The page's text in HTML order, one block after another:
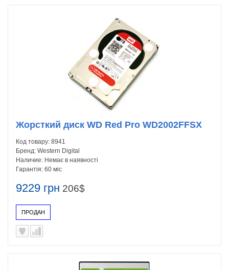
9229 грн 206$
ПРОДАН
Жорсткий диск WD Red Pro WD2002FFSX
Код товару: 8941
Бренд: Western Digital
Наличие: Немає в наявності
Гарантія: 60 міс